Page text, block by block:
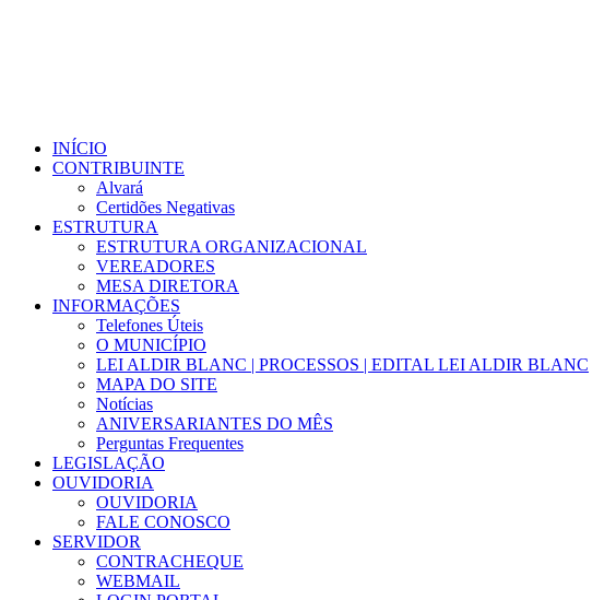
INÍCIO
CONTRIBUINTE
Alvará
Certidões Negativas
ESTRUTURA
ESTRUTURA ORGANIZACIONAL
VEREADORES
MESA DIRETORA
INFORMAÇÕES
Telefones Úteis
O MUNICÍPIO
LEI ALDIR BLANC | PROCESSOS | EDITAL LEI ALDIR BLANC
MAPA DO SITE
Notícias
ANIVERSARIANTES DO MÊS
Perguntas Frequentes
LEGISLAÇÃO
OUVIDORIA
OUVIDORIA
FALE CONOSCO
SERVIDOR
CONTRACHEQUE
WEBMAIL